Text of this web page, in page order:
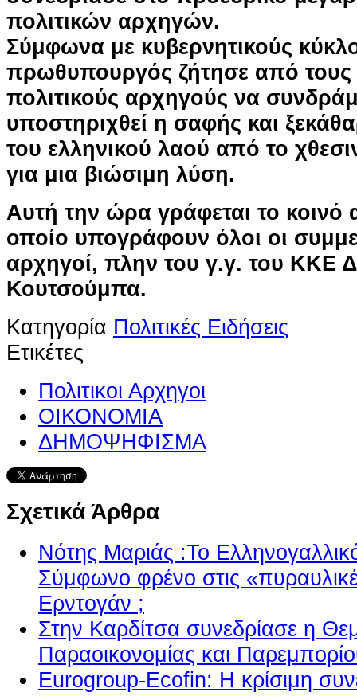
πολιτικών αρχηγών.
Σύμφωνα με κυβερνητικούς
πρωθυπουργός ζήτησε από
πολιτικούς αρχηγούς να
υποστηριχθεί η σαφής και
του ελληνικού λαού από το
για μια βιώσιμη λύση.
Αυτή την ώρα γράφεται το κοινό
οποίο υπογράφουν όλοι οι
αρχηγοί, πλην του γ.γ. του ΚΚΕ
Κουτσούμπα.
Κατηγορία Πολιτικές Ειδήσεις
Ετικέτες
Πολιτικοι Αρχηγοι
ΟΙΚΟΝΟΜΙΑ
ΔΗΜΟΨΗΦΙΣΜΑ
Σχετικά Άρθρα
Νότης Μαριάς :Το
Σύμφωνο φρένο στις
Ερντογάν ;
Στην Καρδίτσα συνεδρίασε η
Παραοικονομίας και
Eurogroup-Ecofin: Η κρίσιμη